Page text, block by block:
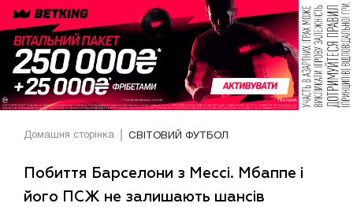
Домашня сторінка СВІТОВИЙ ФУТБОЛ
Побиття Барселони з Мессі. Мбаппе і
його ПСЖ не залишають шансів